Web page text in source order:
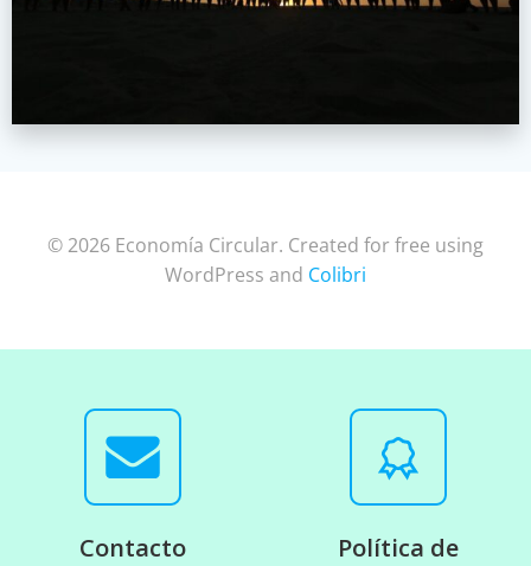
© 2026 Economía Circular. Created for free using
WordPress and Colibri
Contacto
Política de